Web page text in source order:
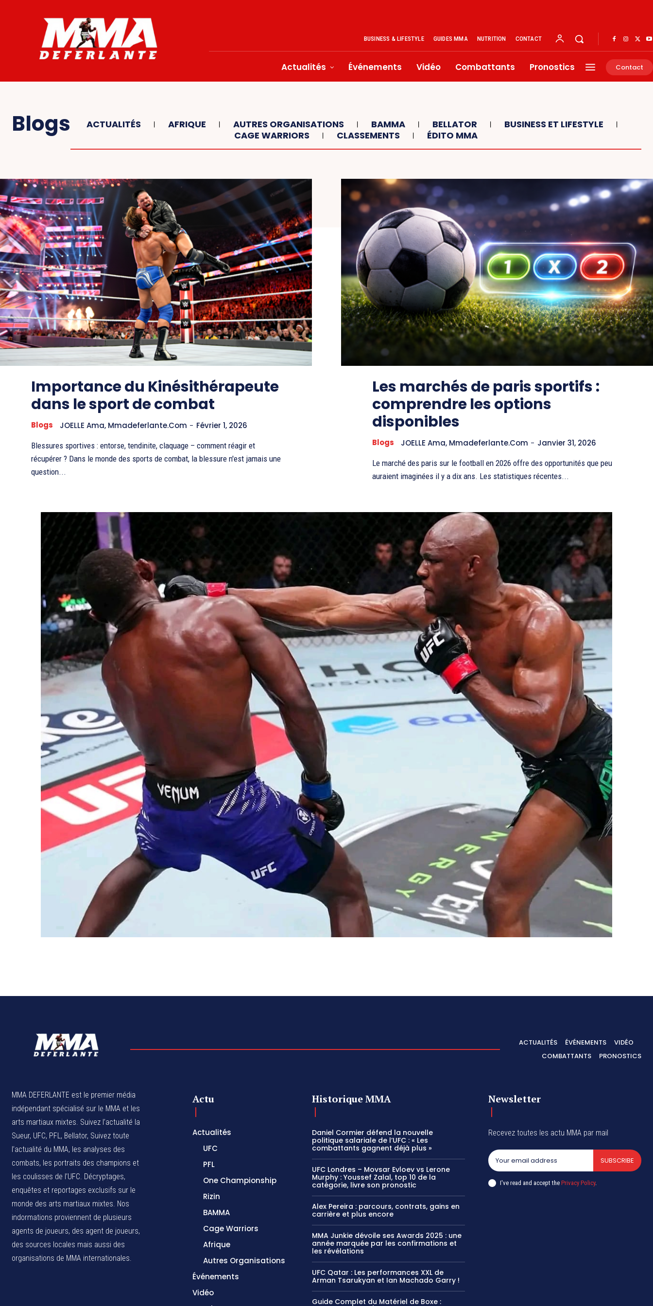
BUSINESS & LIFESTYLE GUIDES MMA NUTRITION CONTACT
Actualités Événements Vidéo Combattants Pronostics Contact
Blogs ACTUALITÉS AFRIQUE AUTRES ORGANISATIONS BAMMA BELLATOR
BUSINESS ET LIFESTYLE
CAGE WARRIORS
CLASSEMENTS ÉDITO MMA
Importance du Kinésithérapeute
dans le sport de combat
Blogs JOELLE Ama, Mmadeferlante.com - Février 1, 2026
Blessures sportives : entorse, tendinite, claquage – comment réagir et
récupérer ? Dans le monde des sports de combat, la blessure n'est jamais une
question...
Les marchés de paris sportifs :
comprendre les options
disponibles
Blogs JOELLE Ama, Mmadeferlante.com - Janvier 31, 2026
Le marché des paris sur le football en 2026 offre des opportunités que peu
auraient imaginées il y a dix ans. Les statistiques récentes...
ACTUALITÉS ÉVÉNEMENTS
VIDÉO
COMBATTANTS
PRONOSTICS
MMA DEFERLANTE est le premier média
indépendant spécialisé sur le MMA et les
arts martiaux mixtes. Suivez l’actualité la
Sueur, UFC, PFL, Bellator, Suivez toute
l’actualité du MMA, les analyses des
combats, les portraits des champions et
les coulisses de l’UFC. Décryptages,
enquêtes et reportages exclusifs sur le
monde des arts martiaux mixtes. Nos
indormations proviennent de plusieurs
agents de joueurs, des agent de joueurs,
des sources locales mais aussi des
organisations de MMA internationales.
Actu
Actualités
UFC
PFL
One Championship
Rizin
BAMMA
Cage Warriors
Afrique
Autres Organisations
Événements
Vidéo
Historique MMA
Daniel Cormier défend la nouvelle
politique salariale de l’UFC : « Les
combattants gagnent déjà plus »
UFC Londres – Movsar Evloev vs Lerone
Murphy : Youssef Zalal, top 10 de la
catégorie, livre son pronostic
Alex Pereira : parcours, contrats, gains en
carrière et plus encore
MMA Junkie dévoile ses Awards 2025 : une
année marquée par les confirmations et
les révélations
UFC Qatar : Les performances XXL de
Arman Tsarukyan et Ian Machado Garry !
Guide Complet du Matériel de Boxe :
Newsletter
Recevez toutes les actu MMA par mail
SUBSCRIBE
I've read and accept thePrivacy Policy.